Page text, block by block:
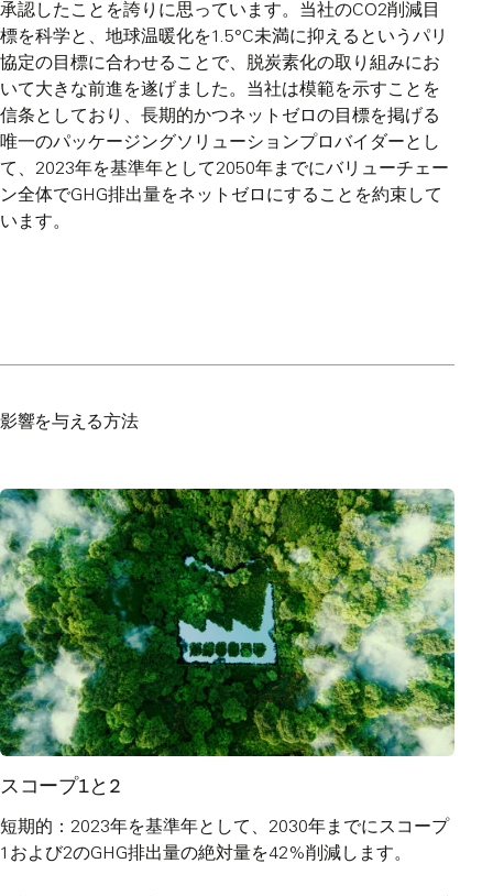
承認したことを誇りに思っています。当社のCO2削減目
標を科学と、地球温暖化を1.5°C未満に抑えるというパリ
協定の目標に合わせることで、脱炭素化の取り組みにお
いて大きな前進を遂げました。当社は模範を示すことを
信条としており、長期的かつネットゼロの目標を掲げる
唯一のパッケージングソリューションプロバイダーとし
て、2023年を基準年として2050年までにバリューチェー
ン全体でGHG排出量をネットゼロにすることを約束して
います。
影響を与える方法
スコープ1と2
短期的：2023年を基準年として、2030年までにスコープ
1および2のGHG排出量の絶対量を42%削減します。